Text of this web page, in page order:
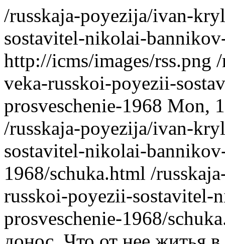
/russkaja-poyezija/ivan-
sostavitel-nikolai-
http://icms/images/rss.png
veka-russkoi-poyezii-
prosveschenie-1968 Mon,
/russkaja-poyezija/ivan-
sostavitel-nikolai-
1968/schuka.html /
russkoi-poyezii-sostavitel-
prosveschenie-1968/